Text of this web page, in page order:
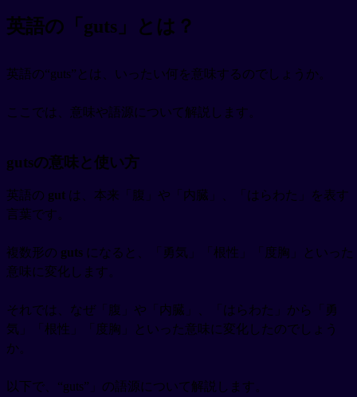
英語の「guts」とは？
英語の“guts”とは、いったい何を意味するのでしょうか。
ここでは、意味や語源について解説します。
gutsの意味と使い方
英語の gut は、本来「腹」や「内臓」、「はらわた」を表す
言葉です。
複数形の guts になると、「勇気」「根性」「度胸」といった
意味に変化します。
それでは、なぜ「腹」や「内臓」、「はらわた」から「勇
気」「根性」「度胸」といった意味に変化したのでしょう
か。
以下で、“guts”」の語源について解説します。